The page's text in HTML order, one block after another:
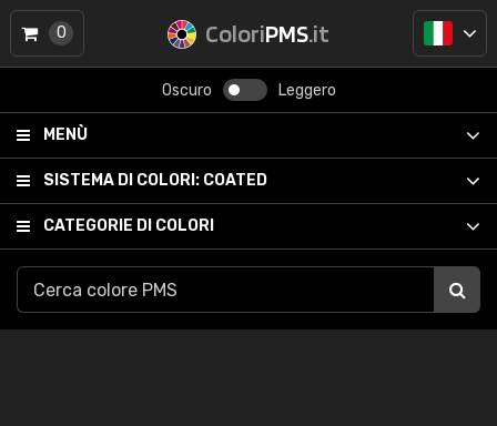
ColoriPMS.it
Oscuro Leggero
MENÙ
SISTEMA DI COLORI: COATED
CATEGORIE DI COLORI
0